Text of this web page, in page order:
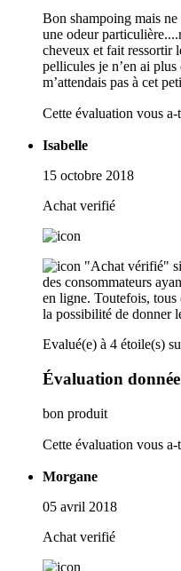
Bon shampoing mais ne
une odeur
cheveux et fait ressortir
pellicules je n’en ai
m’attendais pas à cet
Cette évaluation vous
Isabelle
15 octobre 2018
Achat verifié
"Achat vérifié"
des consommateurs
en ligne. Toutefois,
la possibilité de donner
Evalué(e) à 4 étoile(s)
Évaluation
bon produit
Cette évaluation vous
Morgane
05 avril 2018
Achat verifié